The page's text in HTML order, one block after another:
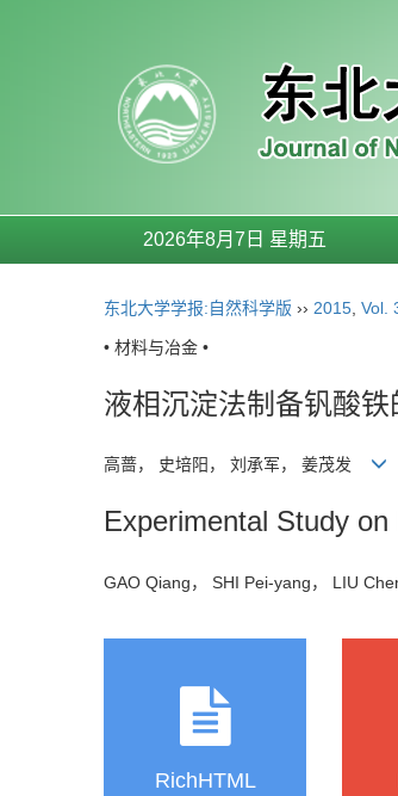
2026年8月7日 星期五
东北大学学报:自然科学版 ›› 2015 Vol.
• 材料与冶金 •
液相沉淀法制备钒酸
高蔷， 史培阳， 刘承军， 姜茂发
Experimental Study
GAO Qiang， SHI Pei-yang， LIU
RichHTML